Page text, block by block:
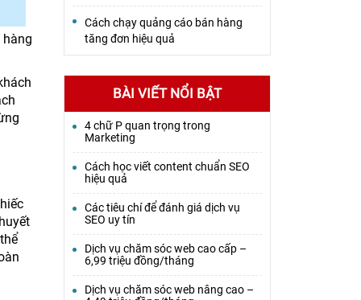
Cách chạy quảng cáo bán hàng
tăng đơn hiệu quả
BÀI VIẾT NỔI BẬT
4 chữ P quan trọng trong
Marketing
Cách học viết content chuẩn SEO
hiệu quả
Các tiêu chí để đánh giá dịch vụ
SEO uy tín
Dịch vụ chăm sóc web cao cấp –
6,99 triệu đồng/tháng
Dịch vụ chăm sóc web nâng cao –